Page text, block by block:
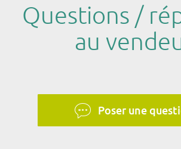
Questions /
au
Poser une